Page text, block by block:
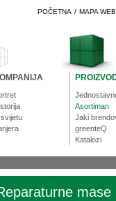
POČETNA / MAPA
Asortiman
Jaki
greenteQ
Katalozi
mase